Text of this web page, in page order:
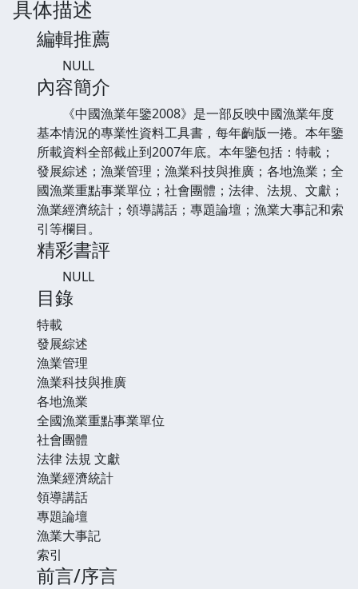
具体描述
編輯推薦
NULL
內容簡介
《中國漁業年鑒2008》是一部反映中國漁業年度
基本情況的專業性資料工具書，每年齣版一捲。本年鑒
所載資料全部截止到2007年底。本年鑒包括：特載；
發展綜述；漁業管理；漁業科技與推廣；各地漁業；全
國漁業重點事業單位；社會團體；法律、法規、文獻；
漁業經濟統計；領導講話；專題論壇；漁業大事記和索
引等欄目。
精彩書評
NULL
目錄
特載
發展綜述
漁業管理
漁業科技與推廣
各地漁業
全國漁業重點事業單位
社會團體
法律 法規 文獻
漁業經濟統計
領導講話
專題論壇
漁業大事記
索引
前言/序言